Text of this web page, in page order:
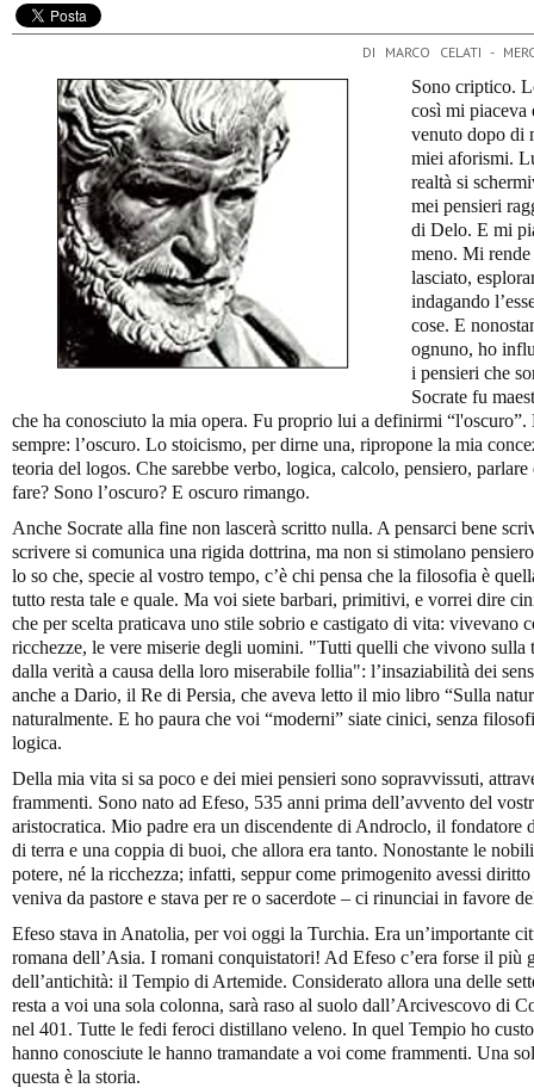
DI MARCO CELATI -
Sono criptico.
così mi piaceva
venuto dopo di
miei aforismi.
realtà si
mei pensieri
di Delo. E mi
meno. Mi
lasciato,
indagando
cose. E
ognuno, ho
i pensieri che
Socrate fu
che ha conosciuto la mia opera. Fu proprio lui a definirmi
sempre: l’oscuro. Lo stoicismo, per dirne una, ripropone la mia
teoria del logos. Che sarebbe verbo, logica, calcolo, pensiero,
fare? Sono l’oscuro? E oscuro rimango.
Anche Socrate alla fine non lascerà scritto nulla. A pensarci bene
scrivere si comunica una rigida dottrina, ma non si stimolano
lo so che, specie al vostro tempo, c’è chi pensa che la filosofia è
tutto resta tale e quale. Ma voi siete barbari, primitivi, e vorrei dire
che per scelta praticava uno stile sobrio e castigato di vita: vivevano
ricchezze, le vere miserie degli uomini. "Tutti quelli che vivono sulla
dalla verità a causa della loro miserabile follia": l’insaziabilità dei
anche a Dario, il Re di Persia, che aveva letto il mio libro “Sulla
naturalmente. E ho paura che voi “moderni” siate cinici, senza
logica.
Della mia vita si sa poco e dei miei pensieri sono sopravvissuti,
frammenti. Sono nato ad Efeso, 535 anni prima dell’avvento del
aristocratica. Mio padre era un discendente di Androclo, il fondatore
di terra e una coppia di buoi, che allora era tanto. Nonostante le
potere, né la ricchezza; infatti, seppur come primogenito avessi
veniva da pastore e stava per re o sacerdote – ci rinunciai in favore
Efeso stava in Anatolia, per voi oggi la Turchia. Era un’importante
romana dell’Asia. I romani conquistatori! Ad Efeso c’era forse il più
dell’antichità: il Tempio di Artemide. Considerato allora una delle
resta a voi una sola colonna, sarà raso al suolo dall’Arcivescovo di
nel 401. Tutte le fedi feroci distillano veleno. In quel Tempio ho
hanno conosciute le hanno tramandate a voi come frammenti. Una
questa è la storia.